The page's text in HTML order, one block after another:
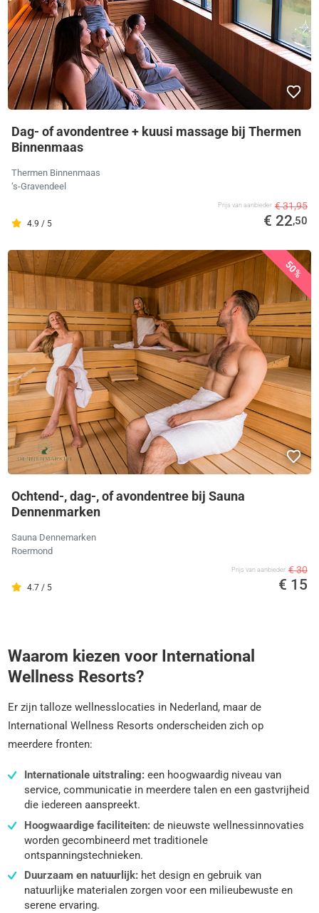
Dag- of avondentree + kuusi massage bij Thermen
Binnenmaas
Thermen Binnenmaas
‘s-Gravendeel
4.9 / 5
Prijs van aanbieder € 31,95
€ 22,50
50%
Ochtend-, dag-, of avondentree bij Sauna
Dennenmarken
Sauna Dennemarken
Roermond
4.7 / 5
Prijs van aanbieder € 30
€ 15
Waarom kiezen voor International
Wellness Resorts?
Er zijn talloze wellnesslocaties in Nederland, maar de
International Wellness Resorts onderscheiden zich op
meerdere fronten:
Internationale uitstraling:een hoogwaardig niveau van
service, communicatie in meerdere talen en een gastvrijheid
die iedereen aanspreekt.
Hoogwaardige faciliteiten:de nieuwste wellnessinnovaties
worden gecombineerd met traditionele
ontspanningstechnieken.
Duurzaam en natuurlijk:het design en gebruik van
natuurlijke materialen zorgen voor een milieubewuste en
serene ervaring.